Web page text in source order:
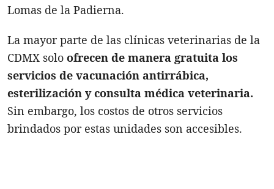
Lomas de la Padierna.
La mayor parte de las clínicas veterinarias de la
CDMX solo ofrecen de manera gratuita los
servicios de vacunación antirrábica,
esterilización y consulta médica veterinaria.
Sin embargo, los costos de otros servicios
brindados por estas unidades son accesibles.